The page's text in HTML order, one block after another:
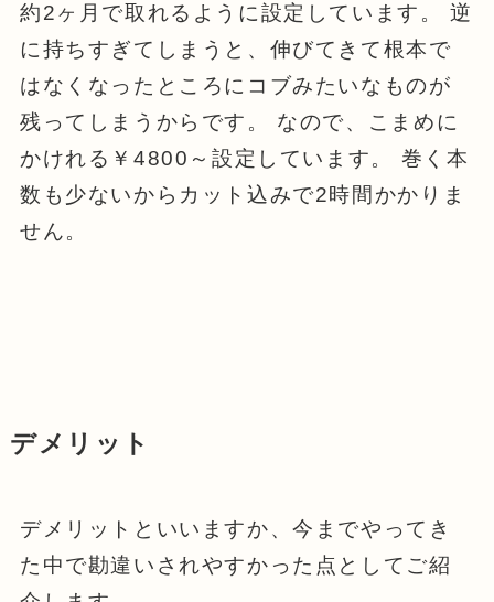
約2ヶ月で取れるように設定しています。 逆
に持ちすぎてしまうと、伸びてきて根本で
はなくなったところにコブみたいなものが
残ってしまうからです。 なので、こまめに
かけれる￥4800～設定しています。 巻く本
数も少ないからカット込みで2時間かかりま
せん。
デメリット
デメリットといいますか、今までやってき
た中で勘違いされやすかった点としてご紹